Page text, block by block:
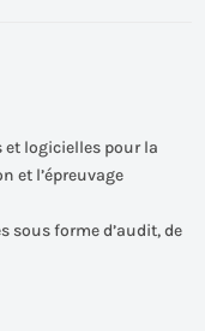
logicielles pour la
et l’épreuvage
sous forme d’audit, de